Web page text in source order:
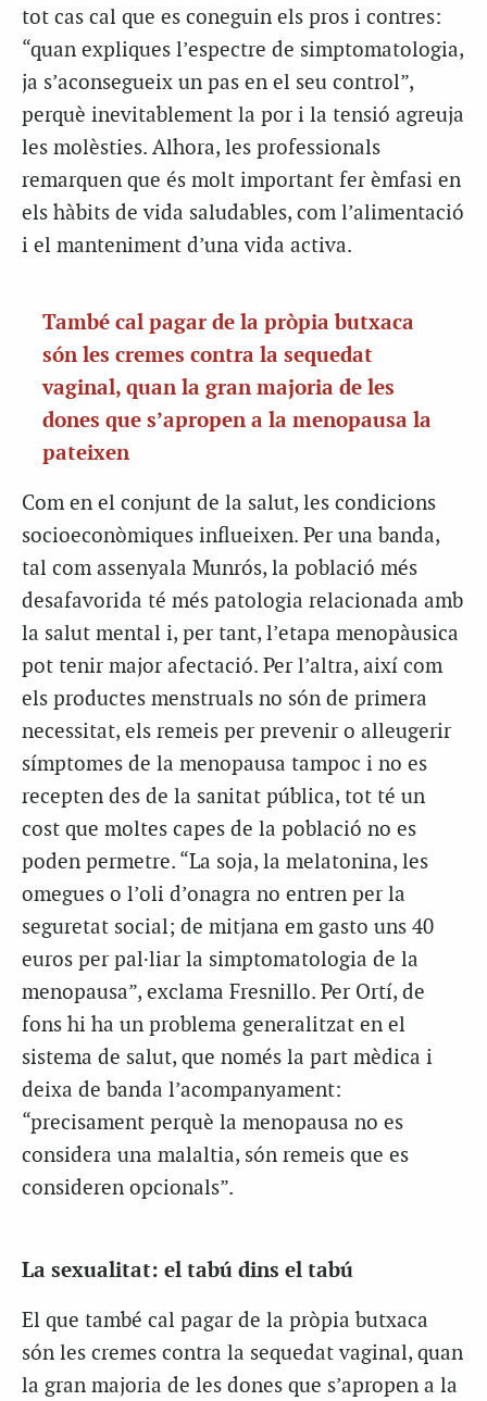
tot cas cal que es coneguin els pros i contres:
“quan expliques l’espectre de simptomatologia,
ja s’aconsegueix un pas en el seu control”,
perquè inevitablement la por i la tensió agreuja
les molèsties. Alhora, les professionals
remarquen que és molt important fer èmfasi en
els hàbits de vida saludables, com l’alimentació
i el manteniment d’una vida activa.
També cal pagar de la pròpia butxaca
són les cremes contra la sequedat
vaginal, quan la gran majoria de les
dones que s’apropen a la menopausa la
pateixen
Com en el conjunt de la salut, les condicions
socioeconòmiques influeixen. Per una banda,
tal com assenyala Munrós, la població més
desafavorida té més patologia relacionada amb
la salut mental i, per tant, l’etapa menopàusica
pot tenir major afectació. Per l’altra, així com
els productes menstruals no són de primera
necessitat, els remeis per prevenir o alleugerir
símptomes de la menopausa tampoc i no es
recepten des de la sanitat pública, tot té un
cost que moltes capes de la població no es
poden permetre. “La soja, la melatonina, les
omegues o l’oli d’onagra no entren per la
seguretat social; de mitjana em gasto uns 40
euros per pal·liar la simptomatologia de la
menopausa”, exclama Fresnillo. Per Ortí, de
fons hi ha un problema generalitzat en el
sistema de salut, que només la part mèdica i
deixa de banda l’acompanyament:
“precisament perquè la menopausa no es
considera una malaltia, són remeis que es
consideren opcionals”.
La sexualitat: el tabú dins el tabú
El que també cal pagar de la pròpia butxaca
són les cremes contra la sequedat vaginal, quan
la gran majoria de les dones que s’apropen a la